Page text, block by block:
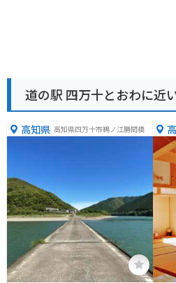
道の駅 四万十とおわに近
高知県 高知県四万十市鵜ノ江勝間橋